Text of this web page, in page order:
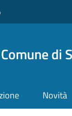
Comune di
Novità